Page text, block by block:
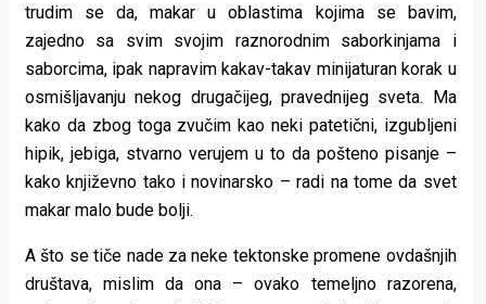
trudim se da, makar u oblastima kojima se bavim,
zajedno sa svim svojim raznorodnim saborkinjama i
saborcima, ipak napravim kakav-takav minijaturan korak u
osmišljavanju nekog drugačijeg, pravednijeg sveta. Ma
kako da zbog toga zvučim kao neki patetični, izgubljeni
hipik, jebiga, stvarno verujem u to da pošteno pisanje –
kako književno tako i novinarsko – radi na tome da svet
makar malo bude bolji.
A što se tiče nade za neke tektonske promene ovdašnjih
društava, mislim da ona – ovako temeljno razorena,